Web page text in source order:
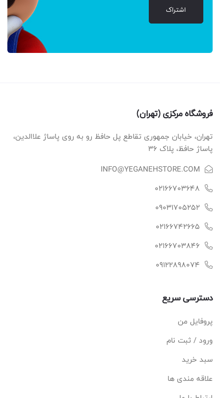
اشتراک
فروشگاه مرکزی (تهران)
تهران، خیابان جمهوری تقاطع پل حافظ رو به روی پاساژ علاالدین،
پاساژ حافظ، پلاک ۳۶
INFO@YEGANEHSTORE.COM
02166703648
09031705252
02166742665
02166703846
09122898074
دسترسی سریع
پروفایل من
ورود / ثبت نام
سبد خرید
علاقه مندی ها